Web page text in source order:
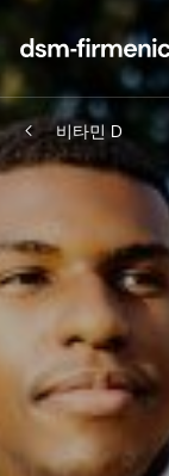
비타민 D